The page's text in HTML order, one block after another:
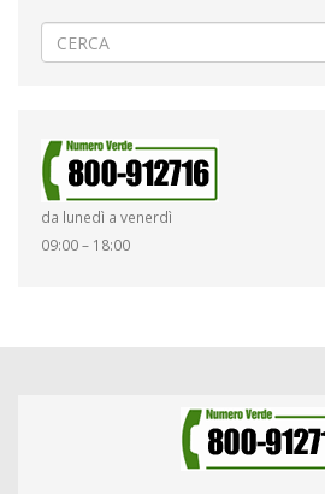
da lunedì a venerdì
09:00 – 18:00